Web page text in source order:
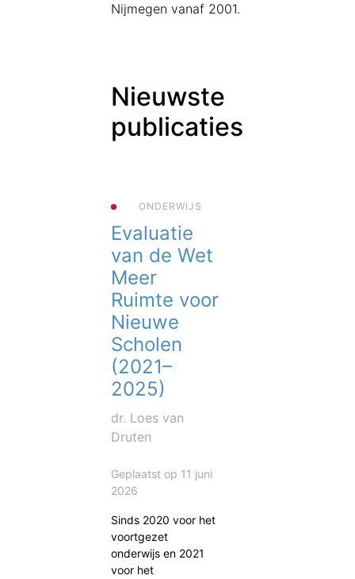
Nijmegen vanaf 2001.
Nieuwste
publicaties
ONDERWIJS
Evaluatie
van de Wet
Meer
Ruimte voor
Nieuwe
Scholen
(2021–
2025)
dr. Loes van
Druten
Geplaatst op 11 juni
2026
Sinds 2020 voor het
voortgezet
onderwijs en 2021
voor het